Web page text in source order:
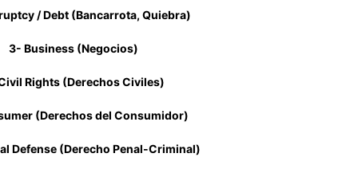
/ Debt (Bancarrota, Quiebra)
3- Business (Negocios)
Rights (Derechos Civiles)
(Derechos del Consumidor)
Defense (Derecho Penal-Criminal)